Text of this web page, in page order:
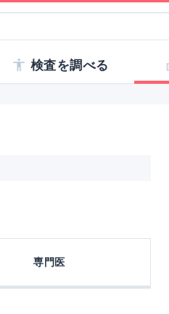
検査を調べる
専門医